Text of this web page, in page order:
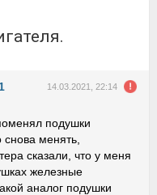
14.03.2021, 22:14
подушки
менять,
сказали, что у меня
железные
аналог подушки